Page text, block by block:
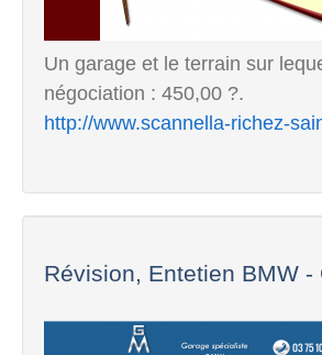
Un garage et le terrain sur
négociation : 450,00 ?.
http://www.scannella-richez-
Révision, Entetien BMW